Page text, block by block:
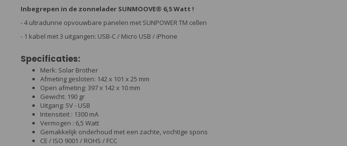
Inbegrepen in de zonnelader SUNMOOVE® 6,5 Watt !
- 4 ultradunne opvouwbare panelen met SUNPOWER TM cellen
- 1 kabel met 3 uitgangen: USB-C / Micro USB / iPhone
Specificaties:
Merk: Solar Brother
Afmeting gesloten: 142 x 101 x 25 mm
Open afmeting: 397 x 142 x 10 mm
Gewicht: 190 gr
Uitgang: 5V - USB
Intensiteit : 1300 mA
Vermogen : 6,5 Watt
Gemakkelijk onderhoud met een zachte, vochtige spons
CE / ISO 9001 / ROHS / FCC